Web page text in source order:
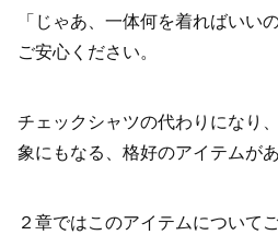
「じゃあ、一体何を着ればいい
ご安心ください。
チェックシャツの代わりになり
象にもなる、格好のアイテムがあ
２章ではこのアイテムについて